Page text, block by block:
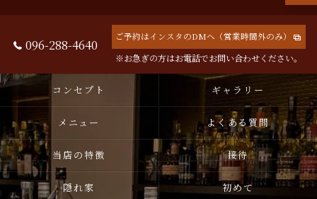
096-288-4640 ご予約はインスタのDMへ（営業時間外のみ）
※お急ぎの方はお電話でお問い合わせください。
コンセプト ギャラリー
メニュー よくある質問
当店の特徴 接待
隠れ家 初めて